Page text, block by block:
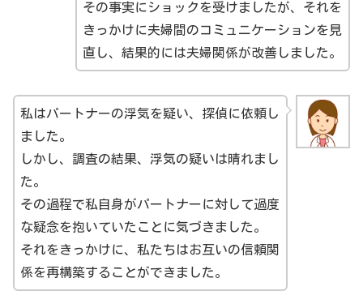
その事実にショックを受けましたが、それを
きっかけに夫婦間のコミュニケーションを見
直し、結果的には夫婦関係が改善しました。
私はパートナーの浮気を疑い、探偵に依頼し
ました。
しかし、調査の結果、浮気の疑いは晴れまし
た。
その過程で私自身がパートナーに対して過度
な疑念を抱いていたことに気づきました。
それをきっかけに、私たちはお互いの信頼関
係を再構築することができました。